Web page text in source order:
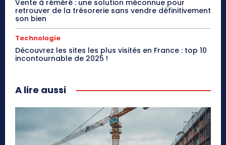
Vente à réméré : une solution méconnue pour
retrouver de la trésorerie sans vendre définitivement
son bien
Technologie
Découvrez les sites les plus visités en France : top 10
incontournable de 2025 !
A lire aussi